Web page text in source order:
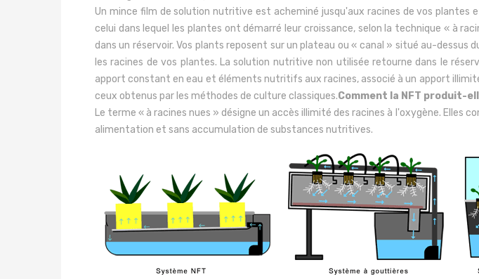
Un mince film de solution nutritive est acheminé jusqu'aux racines de vos
celui dans lequel les plantes ont démarré leur croissance, selon la technique « à
dans un réservoir. Vos plants reposent sur un plateau ou « canal » situé au-
les racines de vos plantes. La solution nutritive non utilisée retourne dans le
apport constant en eau et éléments nutritifs aux racines, associé à un apport
ceux obtenus par les méthodes de culture classiques.Comment la NFT produit-
Le terme « à racines nues » désigne un accès illimité des racines à l'oxygène.
alimentation et sans accumulation de substances nutritives.